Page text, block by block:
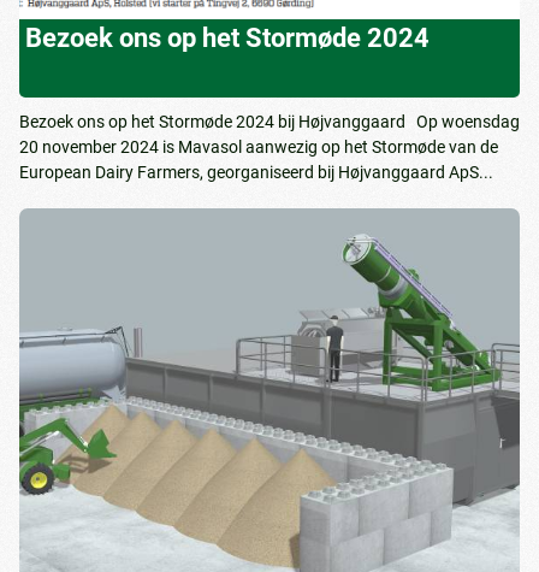
Bezoek ons op het Stormøde 2024
Bezoek ons op het Stormøde 2024 bij Højvanggaard Op woensdag
20 november 2024 is Mavasol aanwezig op het Stormøde van de
European Dairy Farmers, georganiseerd bij Højvanggaard ApS...